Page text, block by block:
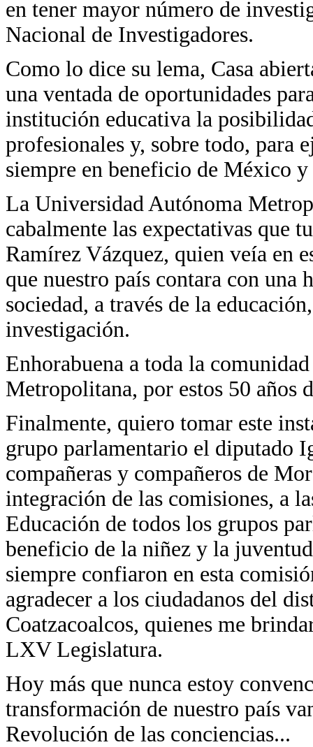
en tener mayor número de
Nacional de Investigadores.
Como lo dice su lema, Casa
una ventada de oportunidades
institución educativa la
profesionales y, sobre todo, para
siempre en beneficio de México
La Universidad Autónoma
cabalmente las expectativas que
Ramírez Vázquez, quien veía en
que nuestro país contara con una
sociedad, a través de la
investigación.
Enhorabuena a toda la
Metropolitana, por estos 50 años
Finalmente, quiero tomar este
grupo parlamentario el diputado
compañeras y compañeros de
integración de las comisiones, a
Educación de todos los grupos
beneficio de la niñez y la
siempre confiaron en esta
agradecer a los ciudadanos del
Coatzacoalcos, quienes me
LXV Legislatura.
Hoy más que nunca estoy
transformación de nuestro país
Revolución de las conciencias...